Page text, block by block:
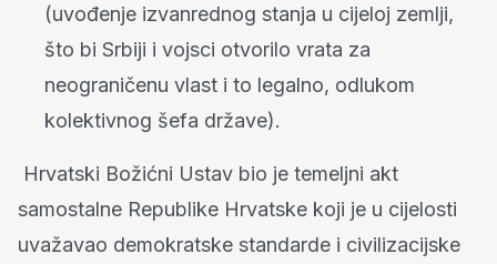
(uvođenje izvanrednog stanja u cijeloj zemlji,
što bi Srbiji i vojsci otvorilo vrata za
neograničenu vlast i to legalno, odlukom
kolektivnog šefa države).
Hrvatski Božićni Ustav bio je temeljni akt
samostalne Republike Hrvatske koji je u cijelosti
uvažavao demokratske standarde i civilizacijske